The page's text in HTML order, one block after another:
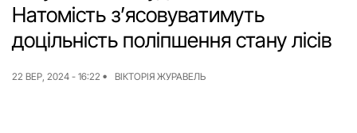
Інструкції
Медицина
ЖКГ
Історія
Культура
Інтерв’ю
Натомість з’ясовуватимуть
доцільність поліпшення стану лісів
22 ВЕР, 2024 - 16:22 ВІКТОРІЯ ЖУРАВЕЛЬ